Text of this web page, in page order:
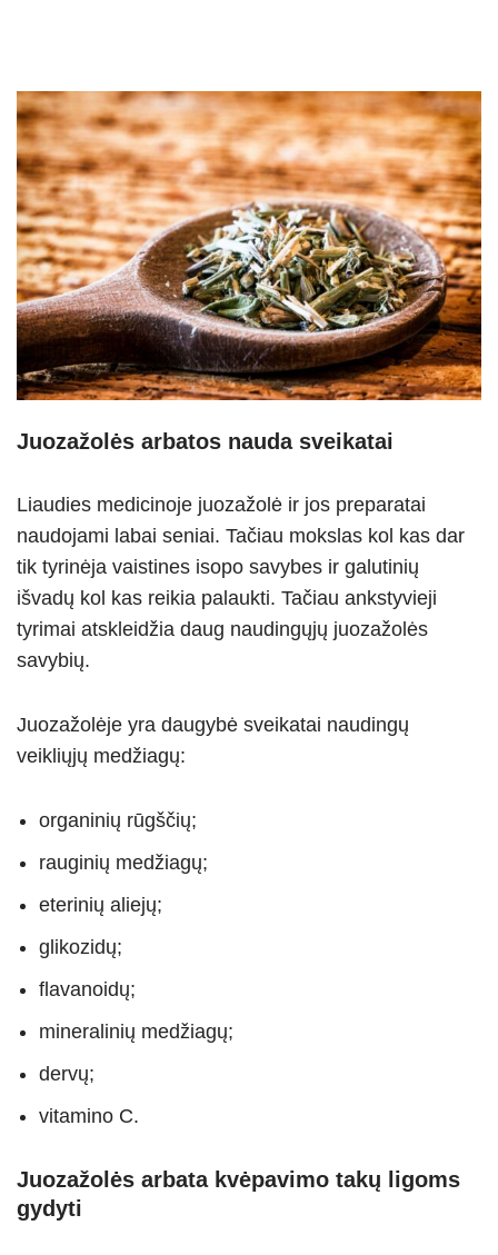
Juozažolės arbatos nauda sveikatai
Liaudies medicinoje juozažolė ir jos preparatai
naudojami labai seniai. Tačiau mokslas kol kas dar
tik tyrinėja vaistines isopo savybes ir galutinių
išvadų kol kas reikia palaukti. Tačiau ankstyvieji
tyrimai atskleidžia daug naudingųjų juozažolės
savybių.
Juozažolėje yra daugybė sveikatai naudingų
veikliųjų medžiagų:
organinių rūgščių;
rauginių medžiagų;
eterinių aliejų;
glikozidų;
flavanoidų;
mineralinių medžiagų;
dervų;
vitamino C.
Juozažolės arbata kvėpavimo takų ligoms
gydyti